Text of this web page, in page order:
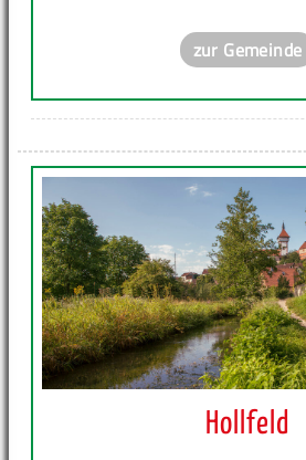
zur Gemeinde
Hollfeld